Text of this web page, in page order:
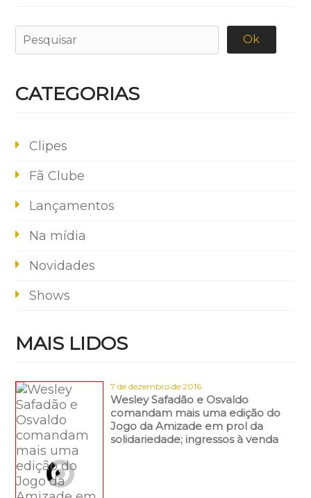
CATEGORIAS
Clipes
Fã Clube
Lançamentos
Na mídia
Novidades
Shows
MAIS LIDOS
7 de dezembro de 2016
Wesley Safadão e Osvaldo
comandam mais uma edição do
Jogo da Amizade em prol da
solidariedade; ingressos à venda